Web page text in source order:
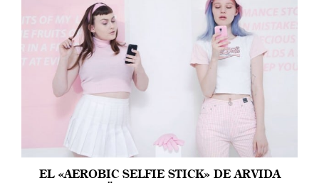
EL «AEROBIC SELFIE STICK» DE ARVIDA